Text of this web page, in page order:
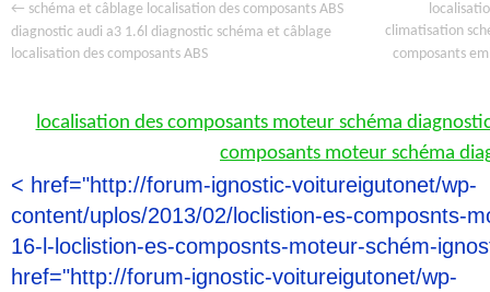
← schéma et câblage localisation des composants ABS
diagnostic audi a3 1.6l diagnostic schéma et câblage
localisation des composants ABS
climatisation
composants
localisation des composants moteur schéma
composants moteur schéma
< href="http://forum-ignostic-voitureigutonet/wp-
content/uplos/2013/02/loclistion-es-composnts-
16-l-loclistion-es-composnts-moteur-schém-
href="http://forum-ignostic-voitureigutonet/wp-